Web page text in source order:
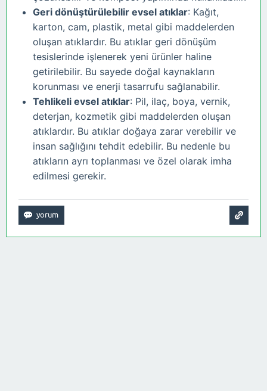
Geri dönüştürülebilir evsel atıklar: Kağıt,
karton, cam, plastik, metal gibi maddelerden
oluşan atıklardır. Bu atıklar geri dönüşüm
tesislerinde işlenerek yeni ürünler haline
getirilebilir. Bu sayede doğal kaynakların
korunması ve enerji tasarrufu sağlanabilir.
Tehlikeli evsel atıklar: Pil, ilaç, boya, vernik,
deterjan, kozmetik gibi maddelerden oluşan
atıklardır. Bu atıklar doğaya zarar verebilir ve
insan sağlığını tehdit edebilir. Bu nedenle bu
atıkların ayrı toplanması ve özel olarak imha
edilmesi gerekir.